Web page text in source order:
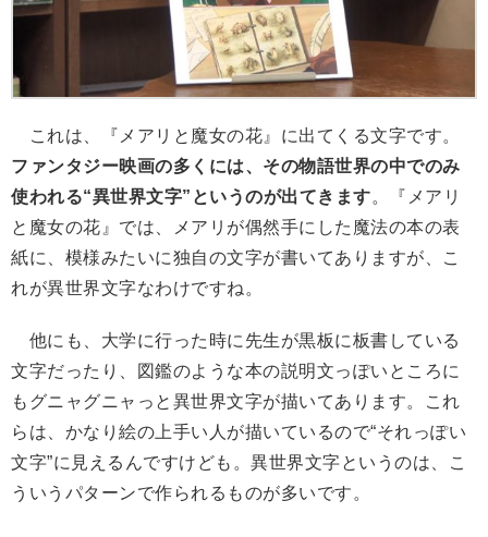
これは、『メアリと魔女の花』に出てくる文字です。
ファンタジー映画の多くには、その物語世界の中でのみ
使われる“異世界文字”というのが出てきます。『メアリ
と魔女の花』では、メアリが偶然手にした魔法の本の表
紙に、模様みたいに独自の文字が書いてありますが、こ
れが異世界文字なわけですね。
他にも、大学に行った時に先生が黒板に板書している
文字だったり、図鑑のような本の説明文っぽいところに
もグニャグニャっと異世界文字が描いてあります。これ
らは、かなり絵の上手い人が描いているので“それっぽい
文字”に見えるんですけども。異世界文字というのは、こ
ういうパターンで作られるものが多いです。